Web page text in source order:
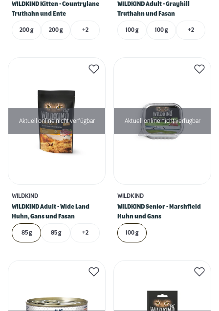
WILDKIND Kitten - Countrylane
Truthahn und Ente
200 g 200 g +2
WILDKIND Adult - Grayhill
Truthahn und Fasan
100 g 100 g +2
Aktuell online nicht verfügbar
WILDKIND
WILDKIND Adult - Wide Land
Huhn, Gans und Fasan
85 g 85 g +2
Aktuell online nicht verfügbar
WILDKIND
WILDKIND Senior - Marshfield
Huhn und Gans
100 g